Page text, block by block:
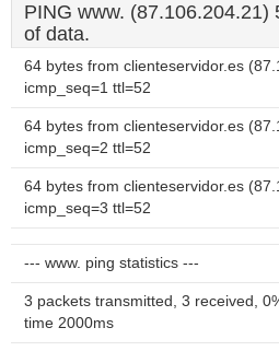
PING www. (87.106.204.21)
of data.
64 bytes from clienteservidor.es
icmp_seq=1 ttl=52
64 bytes from clienteservidor.es
icmp_seq=2 ttl=52
64 bytes from clienteservidor.es
icmp_seq=3 ttl=52
--- www. ping statistics ---
3 packets transmitted, 3 received,
time 2000ms